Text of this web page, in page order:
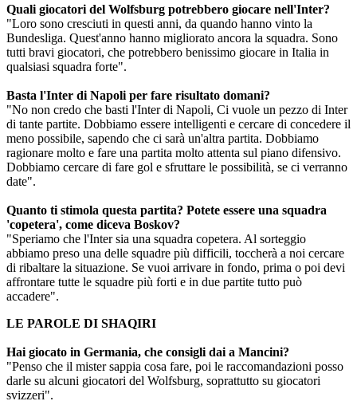
Quali giocatori del Wolfsburg potrebbero giocare nell'Inter?
"Loro sono cresciuti in questi anni, da quando hanno vinto la
Bundesliga. Quest'anno hanno migliorato ancora la squadra. Sono
tutti bravi giocatori, che potrebbero benissimo giocare in Italia in
qualsiasi squadra forte".
Basta l'Inter di Napoli per fare risultato domani?
"No non credo che basti l'Inter di Napoli, Ci vuole un pezzo di Inter
di tante partite. Dobbiamo essere intelligenti e cercare di concedere il
meno possibile, sapendo che ci sarà un'altra partita. Dobbiamo
ragionare molto e fare una partita molto attenta sul piano difensivo.
Dobbiamo cercare di fare gol e sfruttare le possibilità, se ci verranno
date".
Quanto ti stimola questa partita? Potete essere una squadra
'copetera', come diceva Boskov?
"Speriamo che l'Inter sia una squadra copetera. Al sorteggio
abbiamo preso una delle squadre più difficili, toccherà a noi cercare
di ribaltare la situazione. Se vuoi arrivare in fondo, prima o poi devi
affrontare tutte le squadre più forti e in due partite tutto può
accadere".
LE PAROLE DI SHAQIRI
Hai giocato in Germania, che consigli dai a Mancini?
"Penso che il mister sappia cosa fare, poi le raccomandazioni posso
darle su alcuni giocatori del Wolfsburg, soprattutto su giocatori
svizzeri".